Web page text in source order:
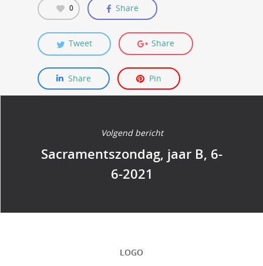
0 Share
Tweet Share
Share Pin
Volgend bericht
Sacramentszondag, jaar B, 6-
6-2021
LOGO